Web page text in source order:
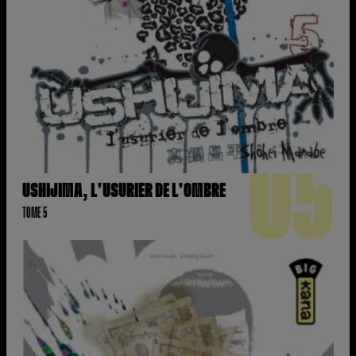
USHIJIMA, L'USURIER DE L'OMBRE
TOME 5 05